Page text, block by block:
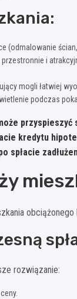
(odmalowanie
i
mogli łatwiej
podczas
kredytu
spłacie
obciążonego
rozwiązanie: